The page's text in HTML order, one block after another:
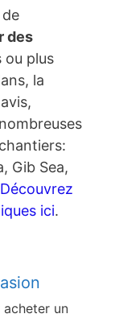
des
ou plus
la
Gib Sea,
Découvrez
ici.
un